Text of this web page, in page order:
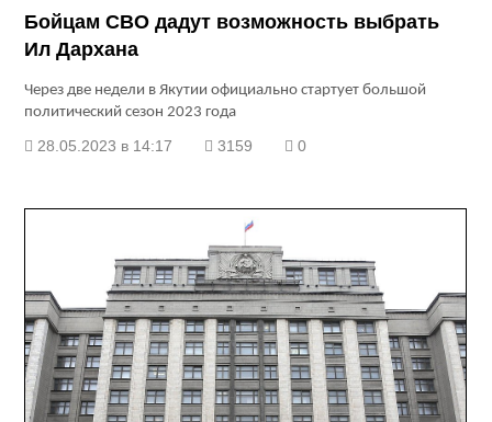
Бойцам СВО дадут возможность выбрать
Ил Дархана
Через две недели в Якутии официально стартует большой
политический сезон 2023 года
28.05.2023 в 14:17 3159 0